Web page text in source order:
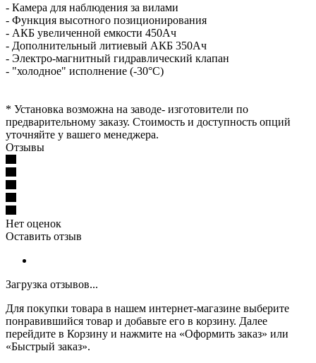
- Камера для наблюдения за вилами
- Функция высотного позиционирования
- АКБ увеличенной емкости 450Ач
- Дополнительный литиевый АКБ 350Ач
- Электро-магнитный гидравлический клапан
- "холодное" исполнение (-30°C)
* Установка возможна на заводе- изготовители по
предварительному заказу. Стоимость и доступность опций
уточняйте у вашего менеджера.
Отзывы
Нет оценок
Оставить отзыв
Загрузка отзывов...
Для покупки товара в нашем интернет-магазине выберите
понравившийся товар и добавьте его в корзину. Далее
перейдите в Корзину и нажмите на «Оформить заказ» или
«Быстрый заказ».